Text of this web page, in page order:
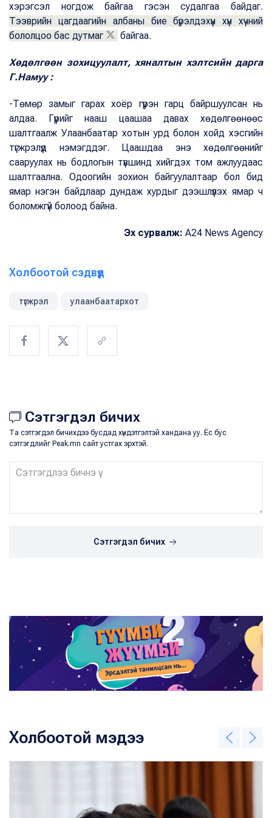
хэрэгсэл ногдож байгаа гэсэн судалгаа байдаг.
Тээврийн цагдаагийн албаны бие бүрэлдэхүүн хүн хүчний
бололцоо бас дутмаг
байгаа.
Хөдөлгөөн зохицуулалт, хяналтын хэлтсийн дарга
Г.Намуу :
-Төмөр замыг гарах хоёр гүүрэн гарц байршуулсан нь
алдаа. Гүүрийг нааш цаашаа давах хөдөлгөөнөөс
шалтгаалж Улаанбаатар хотын урд болон хойд хэсгийн
түгжрэлүүд нэмэгддэг. Цаашдаа энэ хөдөлгөөнийг
сааруулах нь бодлогын түвшинд хийгдэх том ажлуудаас
шалтгаална. Одоогийн зохион байгуулалтаар бол бид
ямар нэгэн байдлаар дундаж хурдыг дээшлүүлэх ямар ч
боломжгүй болоод байна.
Эх сурвалж: A24 News Agency
Холбоотой сэдвүүд
түгжрэл улаанбаатархот
Сэтгэгдэл бичих
Та сэтгэгдэл бичихдээ бусдад хүндэтгэлтэй хандана уу. Ёс бус
сэтгэгдлийг Peak.mn сайт устгах эрхтэй.
Сэтгэгдэл бичих
Холбоотой мэдээ